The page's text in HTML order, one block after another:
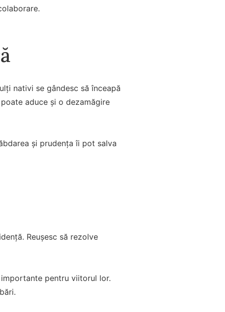
nativi se gândesc să înceapă
aduce și o dezamăgire
și prudența îi pot salva
Reușesc să rezolve
pentru viitorul lor.